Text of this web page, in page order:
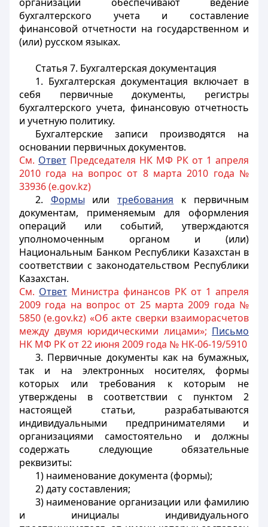
бухгалтерского учета и составление
финансовой отчетности на государственном и
(или) русском языках.
Статья 7. Бухгалтерская документация
1. Бухгалтерская документация включает в
себя первичные документы, регистры
бухгалтерского учета, финансовую отчетность
и учетную политику.
Бухгалтерские записи производятся на
основании первичных документов.
См. Ответ Председателя НК МФ РК от 1 апреля
2010 года на вопрос от 8 марта 2010 года №
33936 (e.gov.kz)
2. Формы илитребования к первичным
документам, применяемым для оформления
операций или событий, утверждаются
уполномоченным органом и (или)
Национальным Банком Республики Казахстан в
соответствии с законодательством Республики
Казахстан.
См. Ответ Министра финансов РК от 1 апреля
2009 года на вопрос от 25 марта 2009 года №
5850 (e.gov.kz) «Об акте сверки взаиморасчетов
между двумя юридическими лицами»; Письмо
НК МФ РК от 22 июня 2009 года № НК-06-19/5910
3. Первичные документы как на бумажных,
так и на электронных носителях, формы
которых или требования к которым не
утверждены в соответствии с пунктом 2
настоящей статьи, разрабатываются
индивидуальными предпринимателями и
организациями самостоятельно и должны
содержать следующие обязательные
реквизиты:
1) наименование документа (формы);
2) дату составления;
3) наименование организации или фамилию
и инициалы индивидуального